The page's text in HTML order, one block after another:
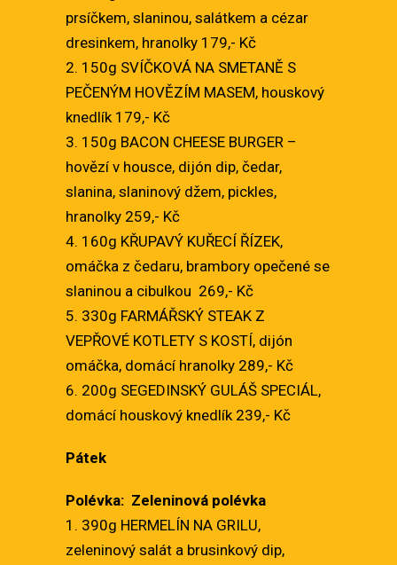
prsíčkem, slaninou, salátkem a cézar
dresinkem, hranolky 179,- Kč
2. 150g SVÍČKOVÁ NA SMETANĚ S
PEČENÝM HOVĚZÍM MASEM, houskový
knedlík 179,- Kč
3. 150g BACON CHEESE BURGER –
hovězí v housce, dijón dip, čedar,
slanina, slaninový džem, pickles,
hranolky 259,- Kč
4. 160g KŘUPAVÝ KUŘECÍ ŘÍZEK,
omáčka z čedaru, brambory opečené se
slaninou a cibulkou 269,- Kč
5. 330g FARMÁŘSKÝ STEAK Z
VEPŘOVÉ KOTLETY S KOSTÍ, dijón
omáčka, domácí hranolky 289,- Kč
6. 200g SEGEDINSKÝ GULÁŠ SPECIÁL,
domácí houskový knedlík 239,- Kč
Pátek
Polévka: Zeleninová polévka
1. 390g HERMELÍN NA GRILU,
zeleninový salát a brusinkový dip,